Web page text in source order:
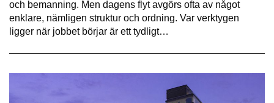
och bemanning. Men dagens flyt avgörs ofta av något
enklare, nämligen struktur och ordning. Var verktygen
ligger när jobbet börjar är ett tydligt…